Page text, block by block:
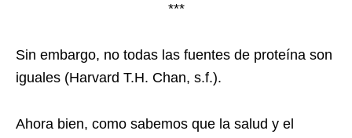
***
Sin embargo, no todas las fuentes de proteína son
iguales (Harvard T.H. Chan, s.f.).
Ahora bien, como sabemos que la salud y el